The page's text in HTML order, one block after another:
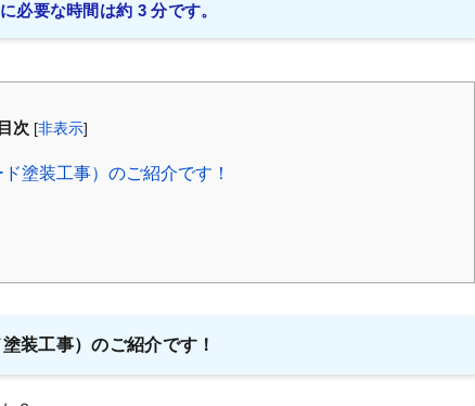
必要な時間は約 3 分です。
目次 [非表示]
塗装工事）のご紹介です！
装工事）のご紹介です！